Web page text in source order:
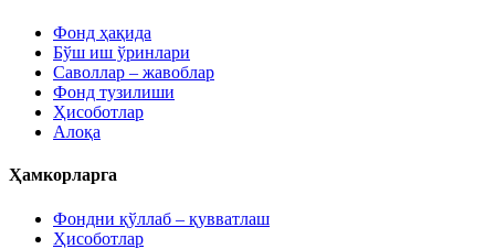
Фонд ҳақида
Бўш иш ўринлари
Саволлар – жавоблар
Фонд тузилиши
Ҳисоботлар
Алоқа
Ҳамкорларга
Фондни қўллаб – қувватлаш
Ҳисоботлар